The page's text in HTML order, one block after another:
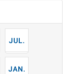
7月
1月